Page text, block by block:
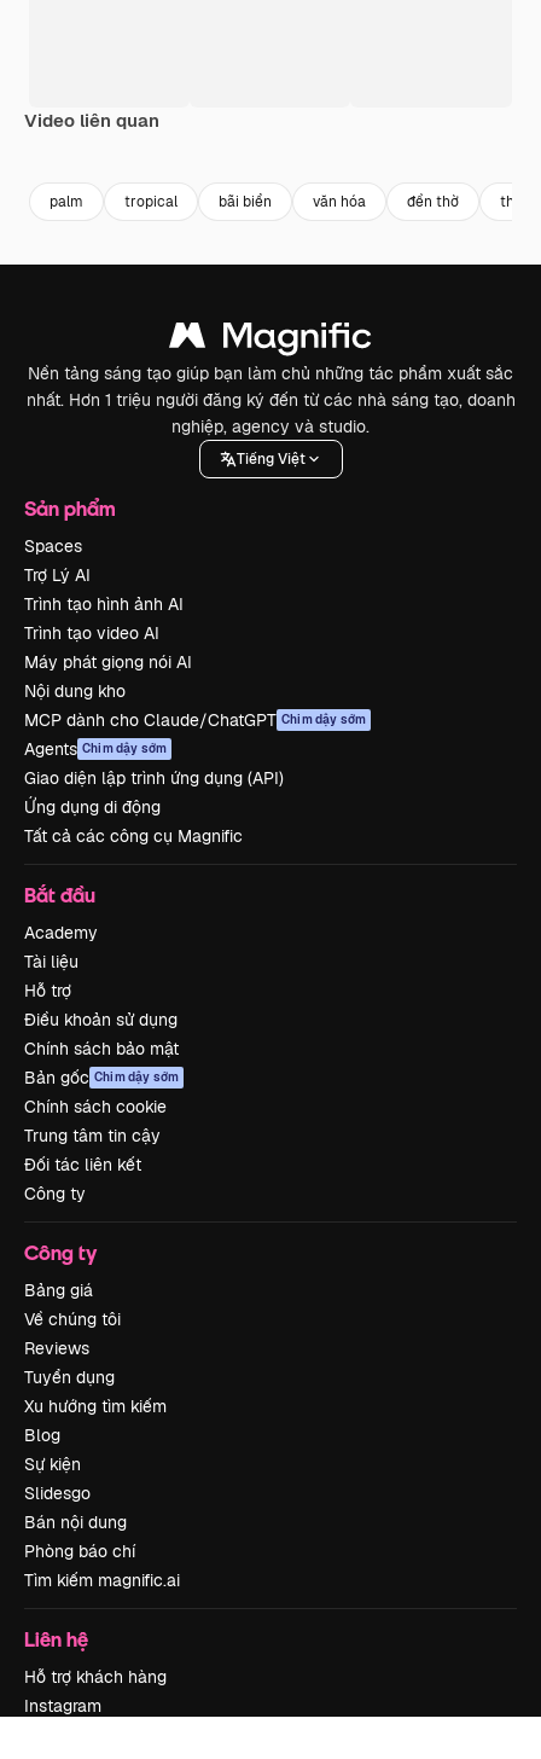
Video liên quan
palm tropical bãi biển văn hóa đền thờ thức
Nền tảng sáng tạo giúp bạn làm chủ những tác phẩm xuất sắc
nhất. Hơn 1 triệu người đăng ký đến từ các nhà sáng tạo, doanh
nghiệp, agency và studio.
Tiếng Việt
Sản phẩm
Spaces
Trợ Lý AI
Trình tạo hình ảnh AI
Trình tạo video AI
Máy phát giọng nói AI
Nội dung kho
MCP dành cho Claude/ChatGPT Chim dậy sớm
Agents Chim dậy sớm
Giao diện lập trình ứng dụng (API)
Ứng dụng di động
Tất cả các công cụ Magnific
Bắt đầu
Academy
Tài liệu
Hỗ trợ
Điều khoản sử dụng
Chính sách bảo mật
Bản gốc Chim dậy sớm
Chính sách cookie
Trung tâm tin cậy
Đối tác liên kết
Công ty
Công ty
Bảng giá
Về chúng tôi
Reviews
Tuyển dụng
Xu hướng tìm kiếm
Blog
Sự kiện
Slidesgo
Bán nội dung
Phòng báo chí
Tìm kiếm magnific.ai
Liên hệ
Hỗ trợ khách hàng
Instagram